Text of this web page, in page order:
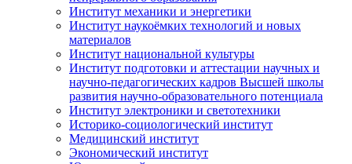
Институт механики и энергетики
Институт наукоёмких технологий и новых
материалов
Институт национальной культуры
Институт подготовки и аттестации научных и
научно-педагогических кадров Высшей школы
развития научно-образовательного потенциала
Институт электроники и светотехники
Историко-социологический институт
Медицинский институт
Экономический институт